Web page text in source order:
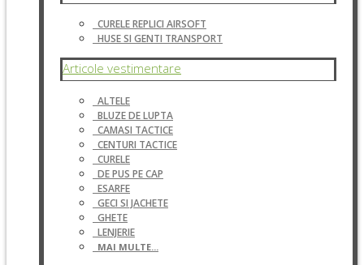
CURELE REPLICI AIRSOFT
HUSE SI GENTI TRANSPORT
Articole vestimentare
ALTELE
BLUZE DE LUPTA
CAMASI TACTICE
CENTURI TACTICE
CURELE
DE PUS PE CAP
ESARFE
GECI SI JACHETE
GHETE
LENJERIE
MAI MULTE...